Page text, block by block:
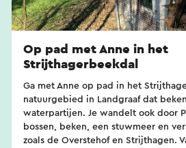
Op pad met Anne in het
Strijthagerbeekdal
Ga met Anne op pad in het
natuurgebied in Landgraaf dat
waterpartijen. Je wandelt ook door
bossen, beken, een stuwmeer en
zoals de Overstehof en Strijthagen.